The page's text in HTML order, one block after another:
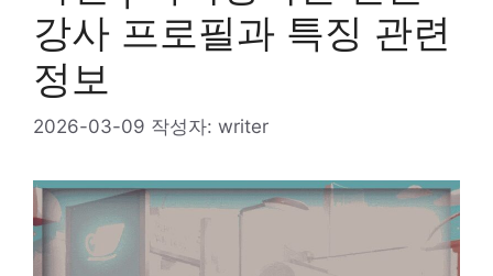
강사 프로필과 특징 관련
정보
2026-03-09 작성자: writer